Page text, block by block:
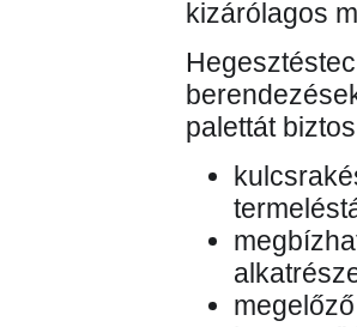
kizárólagos
palettát